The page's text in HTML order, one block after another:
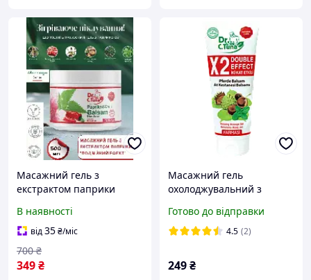
Масажний гель з
екстрактом паприки
В наявності
від35₴/міс
349₴
700 ₴
Масажний гель
охолоджувальний з
каштана "Подвійний
ефект" 125 мл.Farmasi.
Готово до відправки
4.5 (2)
249₴